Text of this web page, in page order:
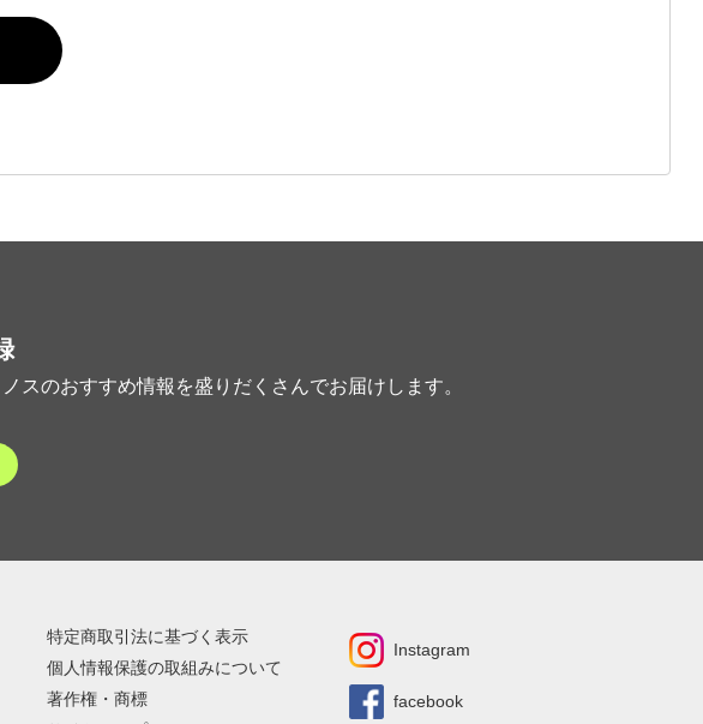
スのおすすめ情報を盛りだくさんでお届けします。
特定商取引法に基づく表示
個人情報保護の取組みについて
著作権・商標
Instagram
facebook